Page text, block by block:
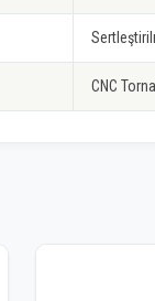
CNC